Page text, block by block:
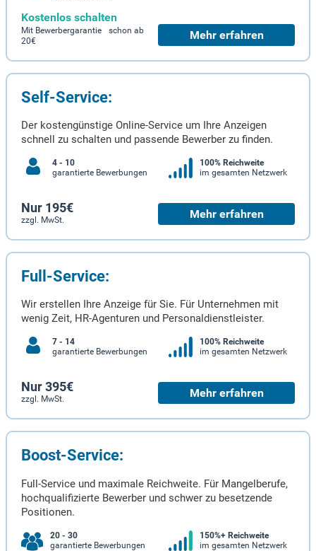
Kostenlos schalten
Mit Bewerbergarantie schon ab
20€
Mehr erfahren
Self-Service:
Der kostengünstige Online-Service um Ihre Anzeigen
schnell zu schalten und passende Bewerber zu finden.
4 - 10
garantierte Bewerbungen
100% Reichweite
im gesamten Netzwerk
Nur 195€
zzgl. MwSt. Mehr erfahren
Full-Service:
Wir erstellen Ihre Anzeige für Sie. Für Unternehmen mit
wenig Zeit, HR-Agenturen und Personaldienstleister.
7 - 14
garantierte Bewerbungen
100% Reichweite
im gesamten Netzwerk
Nur 395€
zzgl. MwSt. Mehr erfahren
Boost-Service:
Full-Service und maximale Reichweite. Für Mangelberufe,
hochqualifizierte Bewerber und schwer zu besetzende
Positionen.
20 - 30
garantierte Bewerbungen
150%+ Reichweite
im gesamten Netzwerk